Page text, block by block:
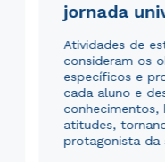
jornada
Atividades de
consideram os
específicos e
cada aluno e
conhecimentos,
atitudes,
protagonista da